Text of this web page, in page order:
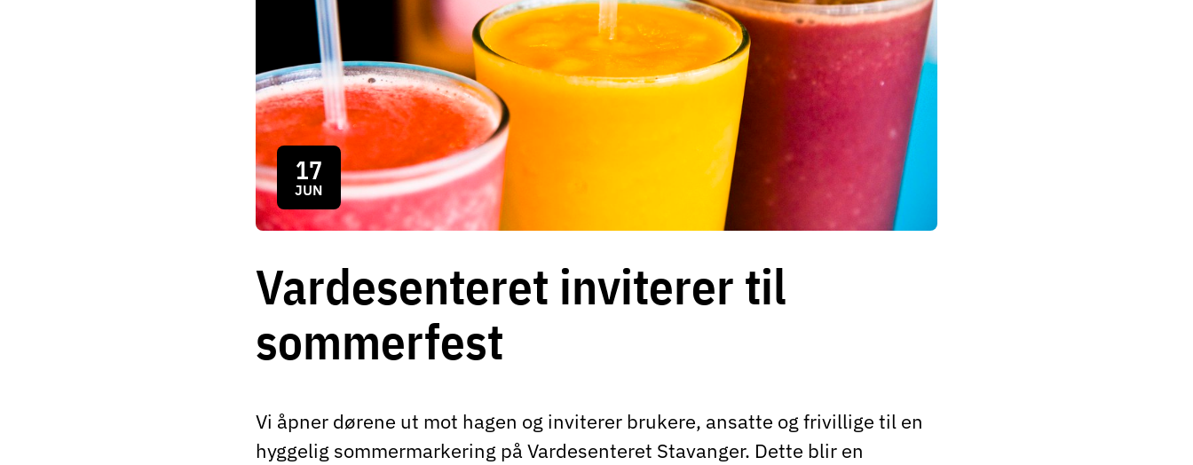
17
JUN
Vardesenteret inviterer til
sommerfest
Vi åpner dørene ut mot hagen og inviterer brukere, ansatte og frivillige til en
hyggelig sommermarkering på Vardesenteret Stavanger. Dette blir en